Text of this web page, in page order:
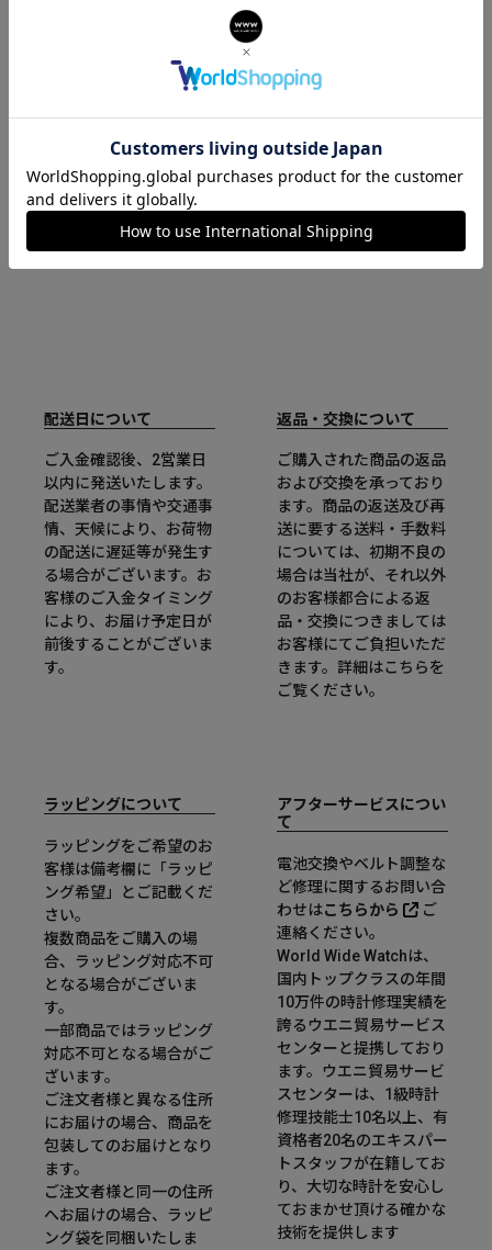
FURLA(フルラ)について
ランドです。1927年の創業以来、幅
広い層のお客様が手にしやすいラグ
ジュアリー・アクセサリーを作り続
けてきました。
配送日について
ご入金確認後、2営業日
以内に発送いたします。
配送業者の事情や交通事
情、天候により、お荷物
の配送に遅延等が発生す
る場合がございます。お
客様のご入金タイミング
により、お届け予定日が
前後することがございま
す。
返品・交換について
ご購入された商品の返品
および交換を承っており
ます。商品の返送及び再
送に要する送料・手数料
については、初期不良の
場合は当社が、それ以外
のお客様都合による返
品・交換につきましては
お客様にてご負担いただ
きます。詳細はこちらを
ご覧ください。
ラッピングについて
ラッピングをご希望のお
客様は備考欄に「ラッピ
ング希望」とご記載くだ
さい。
複数商品をご購入の場
合、ラッピング対応不可
となる場合がございま
す。
一部商品ではラッピング
対応不可となる場合がご
ざいます。
ご注文者様と異なる住所
にお届けの場合、商品を
包装してのお届けとなり
ます。
ご注文者様と同一の住所
へお届けの場合、ラッピ
ング袋を同梱いたしま
アフターサービスについ
て
電池交換やベルト調整な
ど修理に関するお問い合
わせはこちらから
ご
連絡ください。
World Wide Watchは、
国内トップクラスの年間
10万件の時計修理実績を
誇るウエニ貿易サービス
センターと提携しており
ます。ウエニ貿易サービ
スセンターは、1級時計
修理技能士10名以上、有
資格者20名のエキスパー
トスタッフが在籍してお
り、大切な時計を安心し
ておまかせ頂ける確かな
技術を提供します